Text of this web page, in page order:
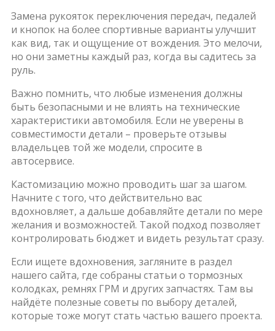
Замена рукояток переключения передач, педалей
и кнопок на более спортивные варианты улучшит
как вид, так и ощущение от вождения. Это мелочи,
но они заметны каждый раз, когда вы садитесь за
руль.
Важно помнить, что любые изменения должны
быть безопасными и не влиять на технические
характеристики автомобиля. Если не уверены в
совместимости детали – проверьте отзывы
владельцев той же модели, спросите в
автосервисе.
Кастомизацию можно проводить шаг за шагом.
Начните с того, что действительно вас
вдохновляет, а дальше добавляйте детали по мере
желания и возможностей. Такой подход позволяет
контролировать бюджет и видеть результат сразу.
Если ищете вдохновения, загляните в раздел
нашего сайта, где собраны статьи о тормозных
колодках, ремнях ГРМ и других запчастях. Там вы
найдёте полезные советы по выбору деталей,
которые тоже могут стать частью вашего проекта.